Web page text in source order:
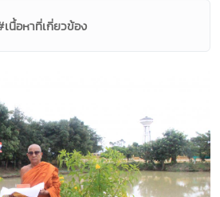
นื้อหาที่เกี่ยวข้อง